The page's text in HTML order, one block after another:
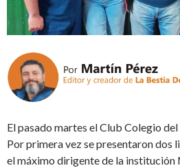
El pasado martes el Club Colegio
Por primera vez se presentaron dos
el máximo dirigente de la institución